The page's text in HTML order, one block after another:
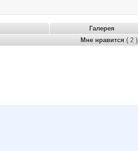
Галерея
Мне нравится ( 2 )